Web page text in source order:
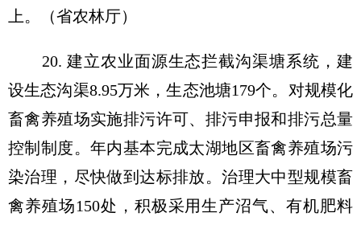
上。（省农林厅）
20. 建立农业面源生态拦截沟渠塘系统，建
设生态沟渠8.95万米，生态池塘179个。对规模化
畜禽养殖场实施排污许可、排污申报和排污总量
控制制度。年内基本完成太湖地区畜禽养殖场污
染治理，尽快做到达标排放。治理大中型规模畜
禽养殖场150处，积极采用生产沼气、有机肥料